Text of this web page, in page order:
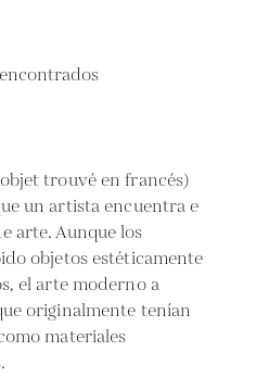
trouvé en francés)
un artista encuentra e
arte. Aunque los
objetos estéticamente
el arte moderno a
originalmente tenían
materiales